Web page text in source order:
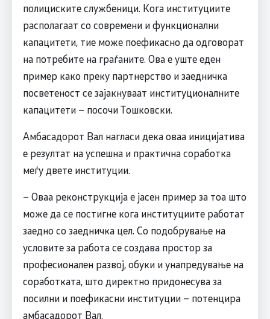
полициските службеници. Кога институциите
располагаат со современи и функционални
капацитети, тие може поефикасно да одговорат
на потребите на граѓаните. Ова е уште еден
пример како преку партнерство и заедничка
посветеност се зајакнуваат институционалните
капацитети – посочи Тошковски.
Амбасадорот Вал нагласи дека оваа иницијатива
е резултат на успешна и практична соработка
меѓу двете институции.
– Оваа реконструкција е јасен пример за тоа што
може да се постигне кога институциите работат
заедно со заедничка цел. Со подобрување на
условите за работа се создава простор за
професионален развој, обуки и унапредување на
соработката, што директно придонесува за
посилни и поефикасни институции – потенцира
амбасадорот Вал.